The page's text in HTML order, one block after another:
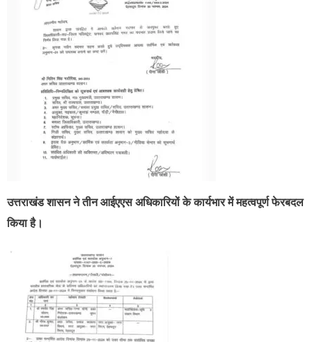
उत्तराखंड शासन ने तीन आईएएस अधिकारियों के कार्यभार में महत्वपूर्ण फेरबदल
किया है।